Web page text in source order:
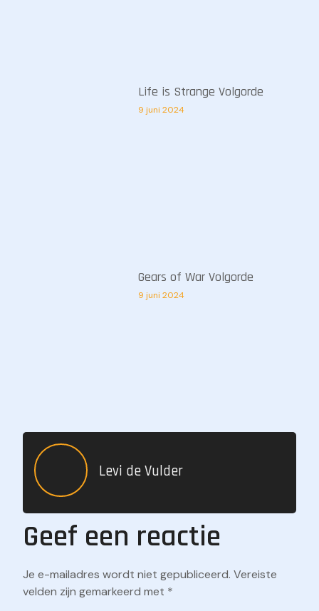
Life is Strange Volgorde
9 juni 2024
Gears of War Volgorde
9 juni 2024
Levi de Vulder
Geef een reactie
Je e-mailadres wordt niet gepubliceerd. Vereiste
velden zijn gemarkeerd met *